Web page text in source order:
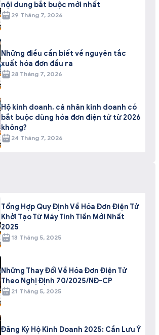
nội dung bắt buộc mới nhất
29 Tháng 7, 2026
Những điều cần biết về nguyên tắc
xuất hóa đơn đầu ra
28 Tháng 7, 2026
Hộ kinh doanh, cá nhân kinh doanh có
bắt buộc dùng hóa đơn điện tử từ 2026
không?
24 Tháng 7, 2026
Tổng Hợp Quy Định Về Hóa Đơn Điện Tử
Khởi Tạo Từ Máy Tính Tiền Mới Nhất
2025
13 Tháng 5, 2025
Những Thay Đổi Về Hóa Đơn Điện Tử
Theo Nghị Định 70/2025/NĐ-CP
21 Tháng 5, 2025
Đăng Ký Hộ Kinh Doanh 2025: Cần Lưu Ý